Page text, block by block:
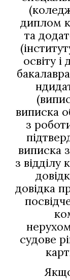
диплом
та
освіту
виписка
з
виписка
з відділу
довідка
судове
к